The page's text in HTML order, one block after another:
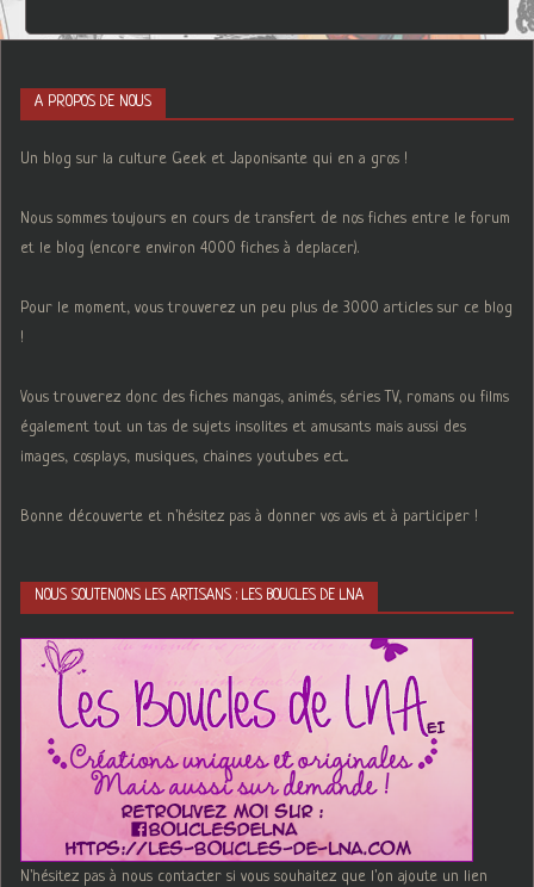
A PROPOS DE NOUS
Un blog sur la culture Geek et Japonisante qui en a gros !
Nous sommes toujours en cours de transfert de nos fiches entre le forum
et le blog (encore environ 4000 fiches à deplacer).
Pour le moment, vous trouverez un peu plus de 3000 articles sur ce blog
!
Vous trouverez donc des fiches mangas, animés, séries TV, romans ou films
également tout un tas de sujets insolites et amusants mais aussi des
images, cosplays, musiques, chaines youtubes ect...
Bonne découverte et n'hésitez pas à donner vos avis et à participer !
NOUS SOUTENONS LES ARTISANS : LES BOUCLES DE LNA
N'hésitez pas à nous contacter si vous souhaitez que l'on ajoute un lien